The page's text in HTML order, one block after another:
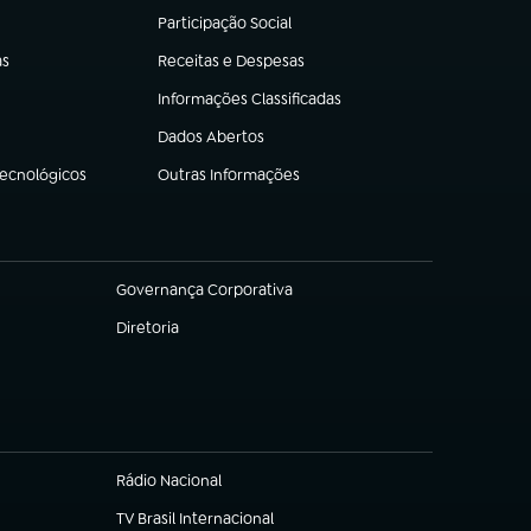
Participação Social
(abre em nova aba)
Receitas e Despesas
(abre em nova aba)
Informações Classificadas
(abre em nova aba)
Dados Abertos
(abre em nova aba)
Outras Informações
(abre em nova aba)
Governança Corporativa
(abre em nova aba)
Diretoria
(abre em nova aba)
Rádio Nacional
(abre em nova aba)
TV Brasil Internacional
(abre em nova aba)